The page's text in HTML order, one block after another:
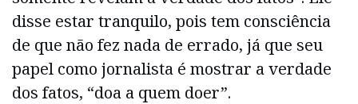
disse estar tranquilo, pois tem consciência
de que não fez nada de errado, já que seu
papel como jornalista é mostrar a verdade
dos fatos, “doa a quem doer”.